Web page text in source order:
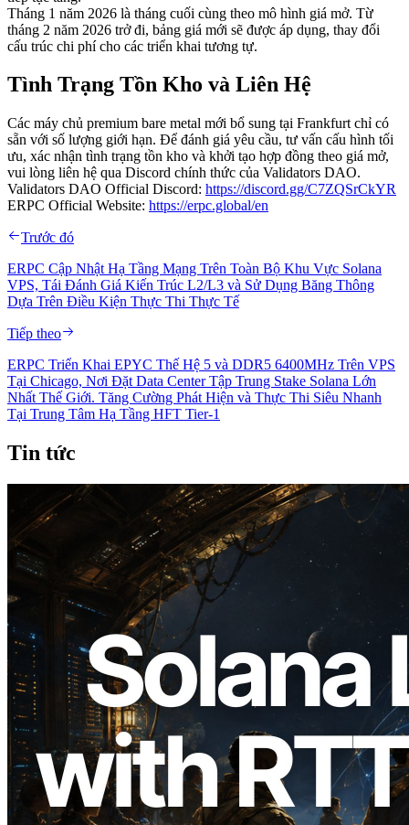
Tháng 1 năm 2026 là tháng cuối cùng theo mô hình giá mở. Từ
tháng 2 năm 2026 trở đi, bảng giá mới sẽ được áp dụng, thay đổi
cấu trúc chi phí cho các triển khai tương tự.
Tình Trạng Tồn Kho và Liên Hệ
Các máy chủ premium bare metal mới bổ sung tại Frankfurt chỉ có
sẵn với số lượng giới hạn. Để đánh giá yêu cầu, tư vấn cấu hình tối
ưu, xác nhận tình trạng tồn kho và khởi tạo hợp đồng theo giá mở,
vui lòng liên hệ qua Discord chính thức của Validators DAO.
Validators DAO Official Discord: https://discord.gg/C7ZQSrCkYR
ERPC Official Website: https://erpc.global/en
Trước đó
ERPC Cập Nhật Hạ Tầng Mạng Trên Toàn Bộ Khu Vực Solana
VPS, Tái Đánh Giá Kiến Trúc L2/L3 và Sử Dụng Băng Thông
Dựa Trên Điều Kiện Thực Thi Thực Tế
Tiếp theo
ERPC Triển Khai EPYC Thế Hệ 5 và DDR5 6400MHz Trên VPS
Tại Chicago, Nơi Đặt Data Center Tập Trung Stake Solana Lớn
Nhất Thế Giới. Tăng Cường Phát Hiện và Thực Thi Siêu Nhanh
Tại Trung Tâm Hạ Tầng HFT Tier-1
Tin tức
2026.08.05
ERPC mở rộng Solana Leader Slot API
với phép đo ping từ 7 khu vực toàn cầu —
Validators Information API cũng chính
thức ra mắt